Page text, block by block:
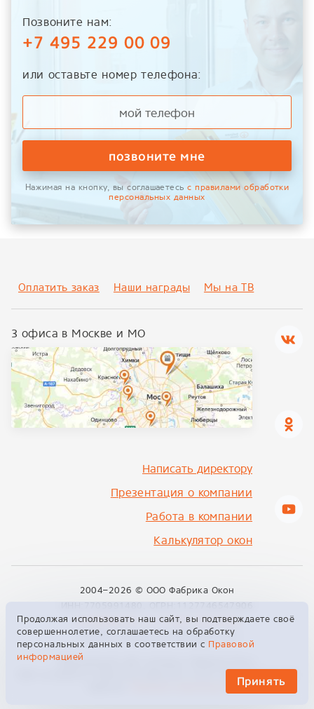
Продолжая использовать наш сайт, вы подтверждаете своё
совершеннолетие, соглашаетесь на обработку
персональных данных в соответствии с Правовой
информацией
Принять
Позвоните нам:
+7 495 229 00 09
или оставьте номер телефона:
позвоните мне
Нажимая на кнопку, вы соглашаетесьс правилами обработки
персональных данных
Оплатить заказ Наши награды Мы на ТВ
3 офиса в Москве и МО
Написать директору
Презентация о компании
Работа в компании
Калькулятор окон
2004–2026 © ООО Фабрика Окон
ИНН:7705991480, ОГРН:1127746547906
info@fabrikon.ru +7 495 229 00 09
129329, Москва, ул. Кольская, 2к4
Официальный сайт компании «Фабрика Окон»
Сайт не является публичной офертой и носит информационный